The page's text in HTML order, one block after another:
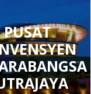
PUSAT